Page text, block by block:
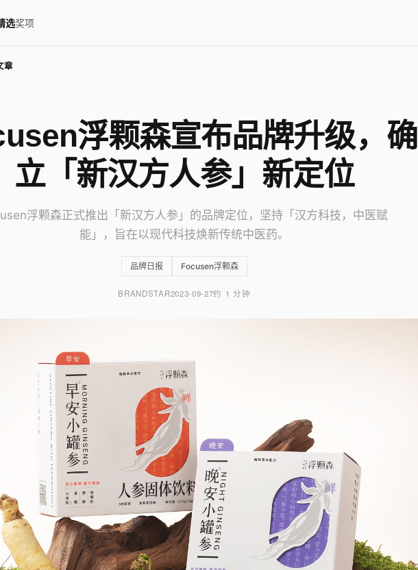
选奖项
章
浮颗森宣布品牌升级，确
立「新汉方人参」新定位
浮颗森正式推出「新汉方人参」的品牌定位，坚持「汉方科技，中医赋
能」，旨在以现代科技焕新传统中医药。
品牌日报 Focusen浮颗森
BRANDSTAR2023-09-27约 1 分钟